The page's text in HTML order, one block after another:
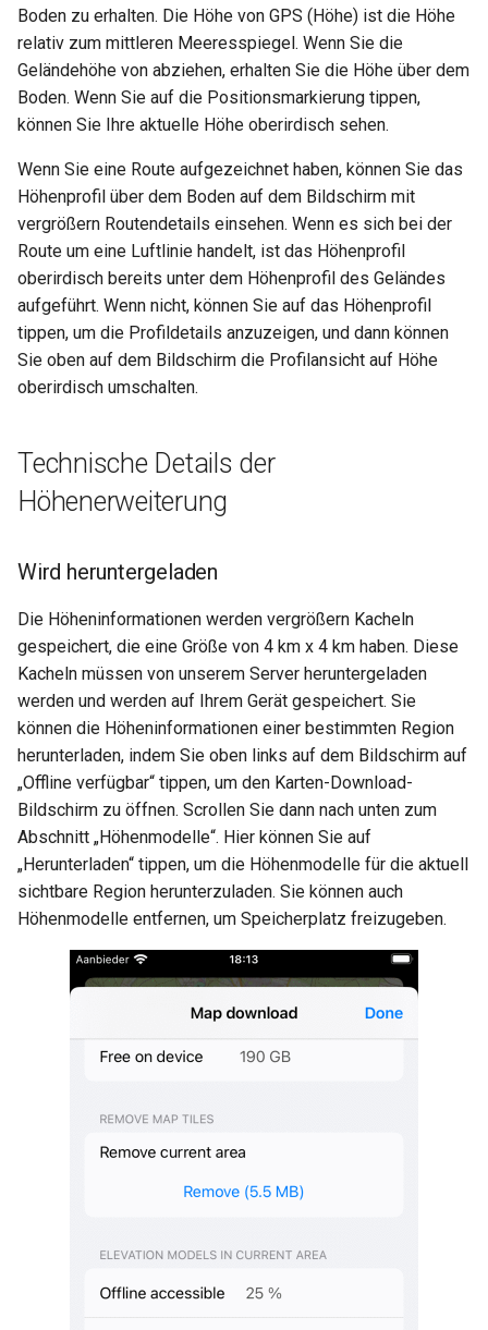
Boden zu erhalten. Die Höhe von GPS (Höhe) ist die Höhe
relativ zum mittleren Meeresspiegel. Wenn Sie die
Geländehöhe von abziehen, erhalten Sie die Höhe über dem
Boden. Wenn Sie auf die Positionsmarkierung tippen,
können Sie Ihre aktuelle Höhe oberirdisch sehen.
Wenn Sie eine Route aufgezeichnet haben, können Sie das
Höhenprofil über dem Boden auf dem Bildschirm mit
vergrößern Routendetails einsehen. Wenn es sich bei der
Route um eine Luftlinie handelt, ist das Höhenprofil
oberirdisch bereits unter dem Höhenprofil des Geländes
aufgeführt. Wenn nicht, können Sie auf das Höhenprofil
tippen, um die Profildetails anzuzeigen, und dann können
Sie oben auf dem Bildschirm die Profilansicht auf Höhe
oberirdisch umschalten.
Technische Details der
Höhenerweiterung
Wird heruntergeladen
Die Höheninformationen werden vergrößern Kacheln
gespeichert, die eine Größe von 4 km x 4 km haben. Diese
Kacheln müssen von unserem Server heruntergeladen
werden und werden auf Ihrem Gerät gespeichert. Sie
können die Höheninformationen einer bestimmten Region
herunterladen, indem Sie oben links auf dem Bildschirm auf
„Offline verfügbar“ tippen, um den Karten-Download-
Bildschirm zu öffnen. Scrollen Sie dann nach unten zum
Abschnitt „Höhenmodelle“. Hier können Sie auf
„Herunterladen“ tippen, um die Höhenmodelle für die aktuell
sichtbare Region herunterzuladen. Sie können auch
Höhenmodelle entfernen, um Speicherplatz freizugeben.